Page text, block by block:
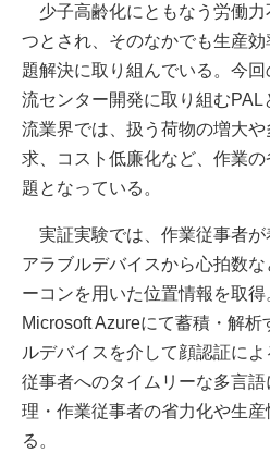
少子高齢化にともなう労働力
つとされ、そのなかでも生産
題解決に取り組んでいる。今
流センター開発に取り組む
流業界では、扱う荷物の増大
求、コスト低廉化など、作業
題となっている。
実証実験では、作業従事者が
アラブルデバイスから心拍数
ーコンを用いた位置情報を取
Microsoft Azureにて蓄積・解
ルデバイスを介して顔認証に
従事者へのタイムリーな多言
理・作業従事者の省力化や生
る。